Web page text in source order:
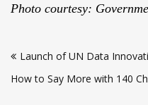
Photo courtesy:
navigation
Launch of UN Data
How to Say More with 140